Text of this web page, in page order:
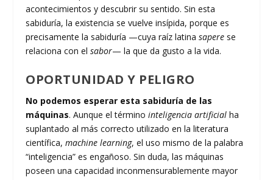
acontecimientos y descubrir su sentido. Sin esta
sabiduría, la existencia se vuelve insípida, porque es
precisamente la sabiduría —cuya raíz latinasapere se
relaciona con elsabor— la que da gusto a la vida.
OPORTUNIDAD Y PELIGRO
No podemos esperar esta sabiduría de las
máquinas. Aunque el términointeligencia artificialha
suplantado al más correcto utilizado en la literatura
científica,machine learning, el uso mismo de la palabra
“inteligencia” es engañoso. Sin duda, las máquinas
poseen una capacidad inconmensurablemente mayor